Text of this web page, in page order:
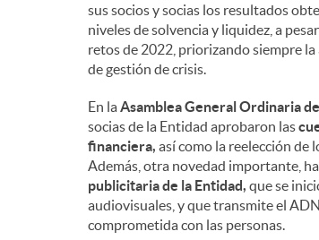
sus socios y socias los resultados
niveles de solvencia y liquidez, a
retos de 2022, priorizando siempre
de gestión de crisis.
En laAsamblea General Ordinaria
socias de la Entidad aprobaron las
financiera, así como la reelección de
Además, otra novedad importante,
publicitaria de la Entidad, que se
audiovisuales, y que transmite el
comprometida con las personas.